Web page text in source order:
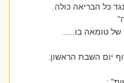
הבריאה כולה.
טומאה בו.....
השבת הראשון.